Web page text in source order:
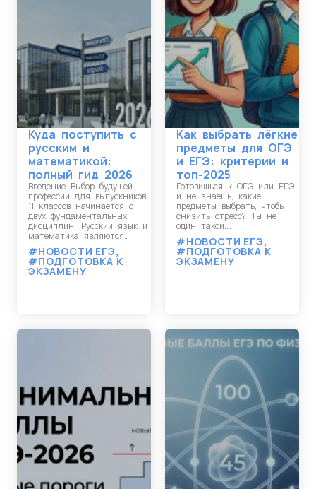
Куда поступить с
русским и
математикой:
полный гид 2026
Введение Выбор будущей
профессии для выпускников
11 классов начинается с
двух фундаментальных
дисциплин. Русский язык и
математика являются…
#НОВОСТИ ЕГЭ,
#ПОДГОТОВКА К
ЭКЗАМЕНУ
Как выбрать лёгкие
предметы для ОГЭ
и ЕГЭ: критерии и
топ-2025
Готовишься к ОГЭ или ЕГЭ
и не знаешь, какие
предметы выбрать, чтобы
снизить стресс? Ты не
один такой.…
#НОВОСТИ ЕГЭ,
#ПОДГОТОВКА К
ЭКЗАМЕНУ